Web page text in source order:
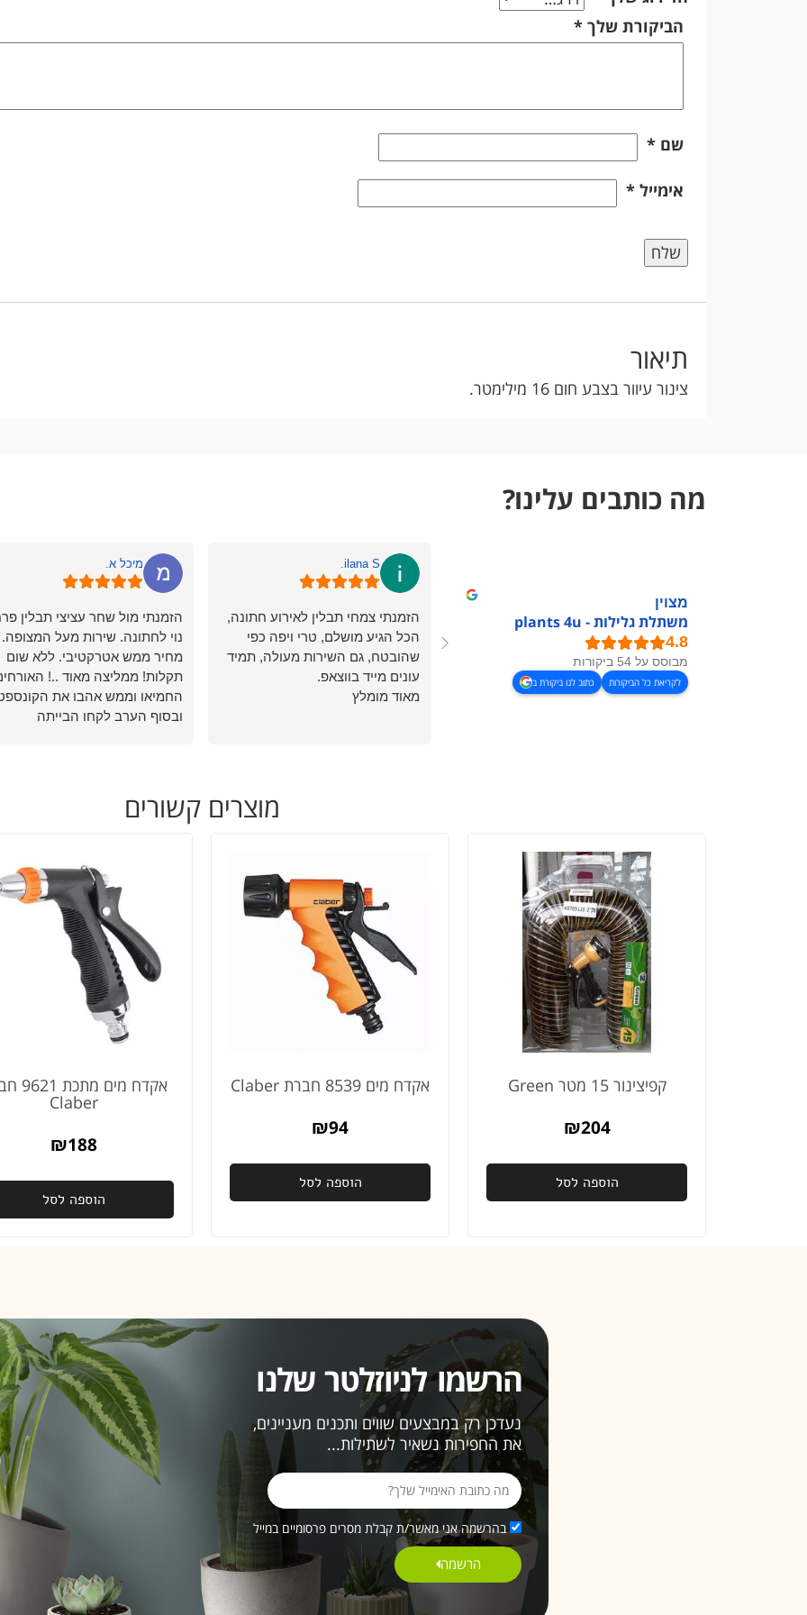
הביקורת שלך *
שם *
אימייל *
תיאור
צינור עיוור בצבע חום 16 מילימטר.
מה כותבים עלינו?
מצוין
משתלת גלילות - plants 4u
מבוסס על 54 ביקורות
לקריאת כל הביקורות כתוב לנו ביקורת ב
ilana S.
הזמנתי צמחי תבלין לאירוע חתונה,
הכל הגיע מושלם, טרי ויפה כפי
שהובטח, גם השירות מעולה, תמיד
עונים מייד בווצאפ.
מאוד מומלץ
מיכל א.
הזמנתי מול שחר עציצי תבלין
נוי לחתונה. שירות מעל המצופה.
מחיר ממש אטרקטיבי. ללא שום
תקלות! ממליצה מאוד ..!
החמיאו וממש אהבו את
ובסוף הערב לקחו הבייתה
מוצרים קשורים
קפיצינור 15 מטר Green
₪204
הוספה לסל
אקדח מים 8539 חברת Claber
₪94
הוספה לסל
אקדח
Claber
₪188
הוספה לסל
הרשמו לניוזלטר שלנו
נעדכן רק במבצעים שווים ותכנים מעניינים,
את החפירות נשאיר לשתילות...
בהרשמה אני מאשר/ת קבלת מסרים פרסומיים במייל
הרשמה